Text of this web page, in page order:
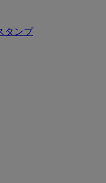
タンプ